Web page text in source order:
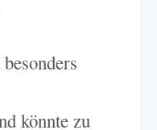
könnte zu